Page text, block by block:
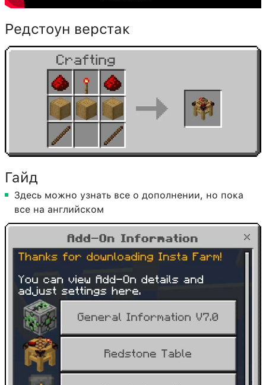
Редстоун верстак
Гайд
Здесь можно узнать все о дополнении, но пока
все на английском